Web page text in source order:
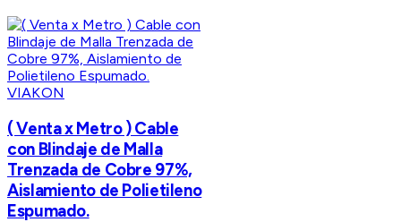
VIAKON
( Venta x Metro ) Cable
con Blindaje de Malla
Trenzada de Cobre 97%,
Aislamiento de Polietileno
Espumado.